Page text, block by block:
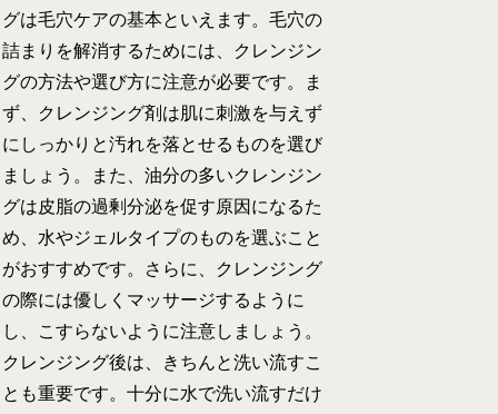
グは毛穴ケアの基本といえます。毛穴の
詰まりを解消するためには、クレンジン
グの方法や選び方に注意が必要です。ま
ず、クレンジング剤は肌に刺激を与えず
にしっかりと汚れを落とせるものを選び
ましょう。また、油分の多いクレンジン
グは皮脂の過剰分泌を促す原因になるた
め、水やジェルタイプのものを選ぶこと
がおすすめです。さらに、クレンジング
の際には優しくマッサージするように
し、こすらないように注意しましょう。
クレンジング後は、きちんと洗い流すこ
とも重要です。十分に水で洗い流すだけ